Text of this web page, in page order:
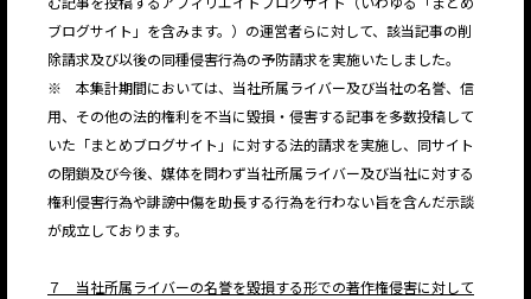
ブログサイト」を含みます。）の運営者らに対して、該当記事の削
除請求及び以後の同種侵害行為の予防請求を実施いたしました。
※ 本集計期間においては、当社所属ライバー及び当社の名誉、信
用、その他の法的権利を不当に毀損・侵害する記事を多数投稿して
いた「まとめブログサイト」に対する法的請求を実施し、同サイト
の閉鎖及び今後、媒体を問わず当社所属ライバー及び当社に対する
権利侵害行為や誹謗中傷を助長する行為を行わない旨を含んだ示談
が成立しております。
７ 当社所属ライバーの名誉を毀損する形での著作権侵害に対して